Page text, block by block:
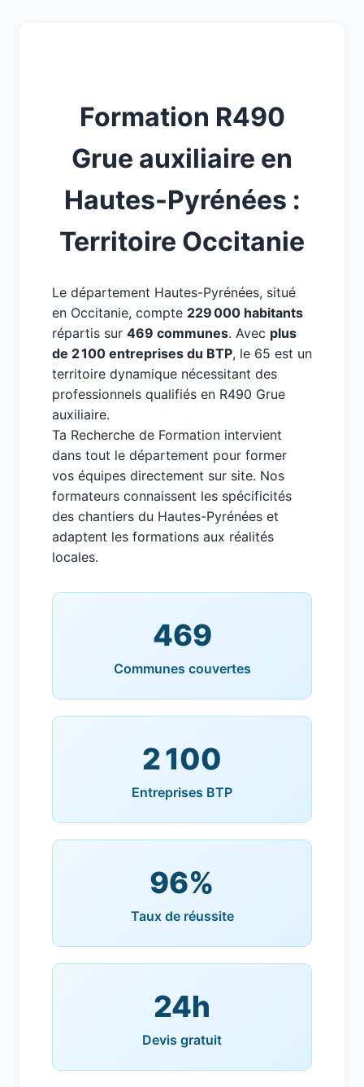
Formation R490
Grue auxiliaire en
Hautes-Pyrénées :
Territoire Occitanie
Le département Hautes-Pyrénées, situé
en Occitanie, compte 229 000 habitants
répartis sur 469 communes. Avec plus
de 2 100 entreprises du BTP, le 65 est un
territoire dynamique nécessitant des
professionnels qualifiés en R490 Grue
auxiliaire.
Ta Recherche de Formation intervient
dans tout le département pour former
vos équipes directement sur site. Nos
formateurs connaissent les spécificités
des chantiers du Hautes-Pyrénées et
adaptent les formations aux réalités
locales.
469
Communes couvertes
2 100
Entreprises BTP
96%
Taux de réussite
24h
Devis gratuit